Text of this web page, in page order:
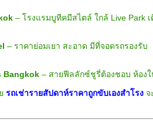
– โรงแรมบูทีคมีสไตล์ ใกล้ Live Park
– ราคาย่อมเยา สะอาด มีที่จอดรถรองรับ
Bangkok – สายฟีลลักซ์ชูรี่ต้องชอบ ห้อง
รถเช่ารายสัปดาห์ราคาถูกขับเองสำโรง จ